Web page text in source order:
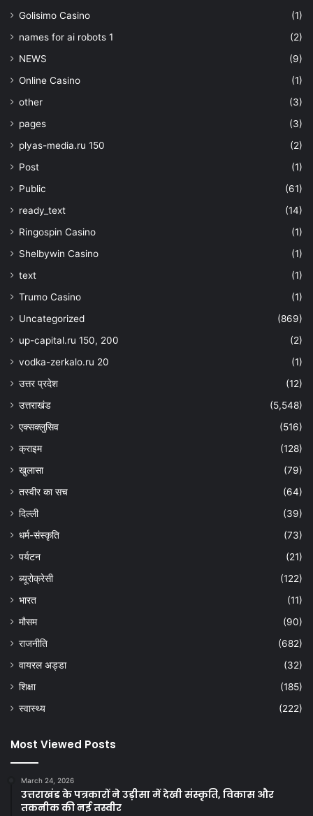
Golisimo Casino
(1)
names for ai robots 1
(2)
NEWS
(9)
Online Casino
(1)
other
(3)
pages
(3)
plyas-media.ru 150
(2)
Post
(1)
Public
(61)
ready_text
(14)
Ringospin Casino
(1)
Shelbywin Casino
(1)
text
(1)
Trumo Casino
(1)
Uncategorized
(869)
up-capital.ru 150, 200
(2)
vodka-zerkalo.ru 20
(1)
उत्तर प्रदेश
(12)
उत्तराखंड
(5,548)
एक्सक्लुसिव
(516)
क्राइम
(128)
खुलासा
(79)
तस्वीर का सच
(64)
दिल्ली
(39)
धर्म-संस्कृति
(73)
पर्यटन
(21)
ब्यूरोक्रेसी
(122)
भारत
(11)
मौसम
(90)
राजनीति
(682)
वायरल अड्डा
(32)
शिक्षा
(185)
स्वास्थ्य
(222)
Most Viewed Posts
March 24, 2026
उत्तराखंड के पत्रकारों ने उड़ीसा में देखी संस्कृति, विकास और
तकनीक की नई तस्वीर